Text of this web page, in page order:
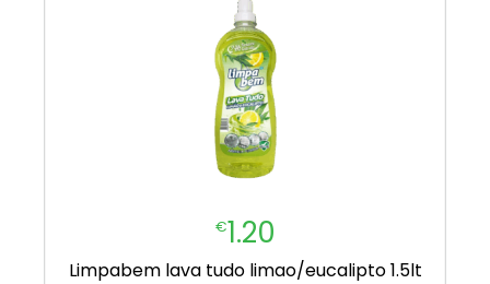
€1.20
limpabem lava tudo limao/eucalipto 1.5lt